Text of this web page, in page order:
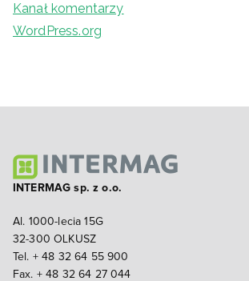
Kanał komentarzy
WordPress.org
INTERMAG sp. z o.o.
Al. 1000-lecia 15G
32-300 OLKUSZ
Tel. + 48 32 64 55 900
Fax. + 48 32 64 27 044